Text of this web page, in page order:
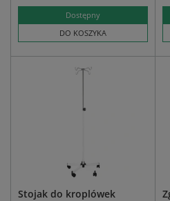
Dostępny
DO KOSZYKA
Stojak do kroplówek